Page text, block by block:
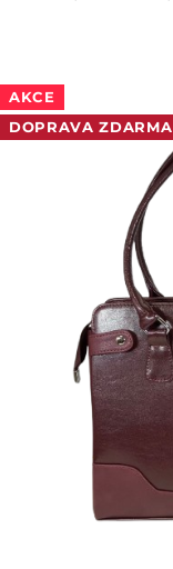
AKCE
DOPRAVA ZDARMA